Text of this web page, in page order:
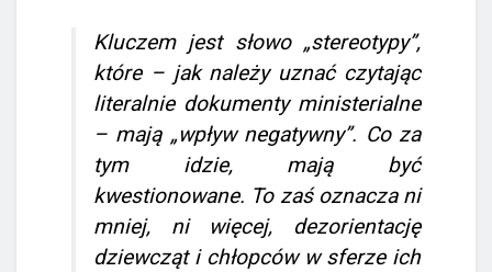
Kluczem jest słowo „stereotypy”,
które – jak należy uznać czytając
literalnie dokumenty ministerialne
– mają „wpływ negatywny”. Co za
tym idzie, mają być
kwestionowane. To zaś oznacza ni
mniej, ni więcej, dezorientację
dziewcząt i chłopców w sferze ich